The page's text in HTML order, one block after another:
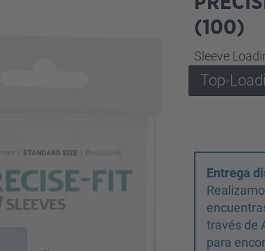
(100)
Seleccione
Sleeve
Top-
Entrega
través de
para